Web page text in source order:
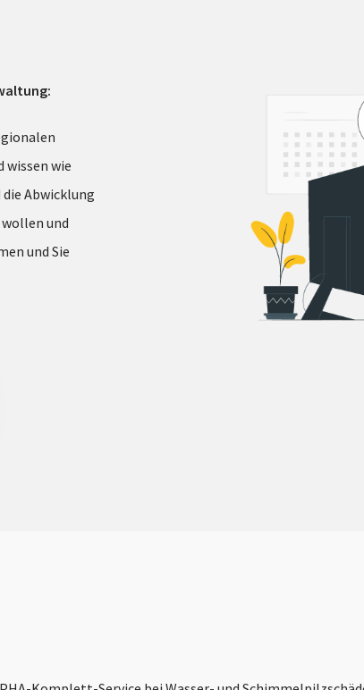
wissen wie
Abwicklung
wollen und
und Sie